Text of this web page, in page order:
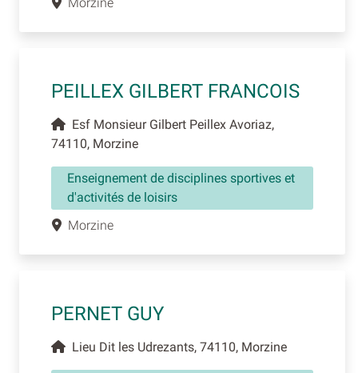
PEILLEX GILBERT FRANCOIS
Esf Monsieur Gilbert Peillex Avoriaz,
74110, Morzine
Enseignement de disciplines sportives et
d'activités de loisirs
Morzine
PERNET GUY
Lieu Dit les Udrezants, 74110, Morzine